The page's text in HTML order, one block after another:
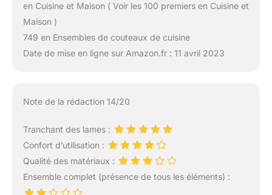
en Cuisine et Maison ( Voir les 100 premiers en Cuisine et
Maison )
749 en Ensembles de couteaux de cuisine
Date de mise en ligne sur Amazon.fr : 11 avril 2023
Note de la rédaction 14/20
Tranchant des lames :
Confort d’utilisation :
Qualité des matériaux :
Ensemble complet (présence de tous les éléments) :